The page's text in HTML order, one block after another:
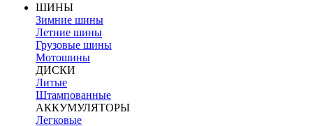
ШИНЫ
Зимние шины
Летние шины
Грузовые шины
Мотошины
ДИСКИ
Литые
Штампованные
АККУМУЛЯТОРЫ
Легковые